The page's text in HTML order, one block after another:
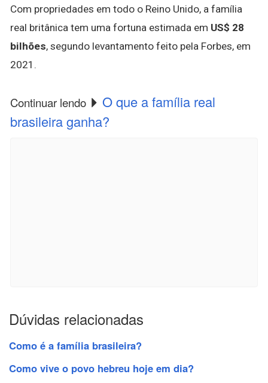
Com propriedades em todo o Reino Unido, a família
real britânica tem uma fortuna estimada em US$ 28
bilhões, segundo levantamento feito pela Forbes, em
2021.
Continuar lendo
O que a família real
brasileira ganha?
Dúvidas relacionadas
Como é a família brasileira?
Como vive o povo hebreu hoje em dia?